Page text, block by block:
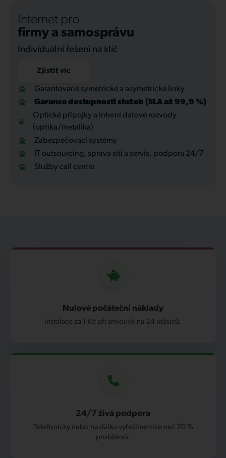
Internet pro
firmy a samosprávu
Individuální řešení na klíč
Zjistit víc
Garantované symetrické a asymetrické linky
Garance dostupnosti služeb (SLA až 99,9 %)
Optické přípojky a interní datové rozvody
(optika/metalika)
Zabezpečovací systémy
IT outsourcing, správa sítí a servis, podpora 24/7
Služby call centra
Nulové počáteční náklady
Instalace za 1 Kč při smlouvě na 24 měsíců.
24/7 živá podpora
Telefonicky nebo na dálku vyřešíme více než 70 %
problémů.